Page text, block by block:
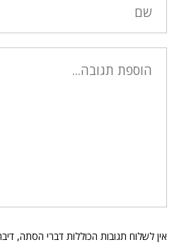
אין לשלוח תגובות הכוללות דברי הסתה,